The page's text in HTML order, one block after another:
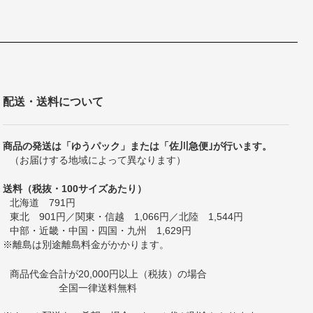
配送・送料について
商品の発送は「ゆうパック」または「佐川急便｣が行います。
（お届けする地域によって異なります）
送料（税抜・100サイズあたり）
北海道 791円
東北 901円／関東・信越 1,066円／北陸 1,544円
中部・近畿・中国・四国・九州 1,629円
※離島は別途離島料金がかかります。
商品代金合計が20,000円以上（税抜）の場合
全国一律送料無料